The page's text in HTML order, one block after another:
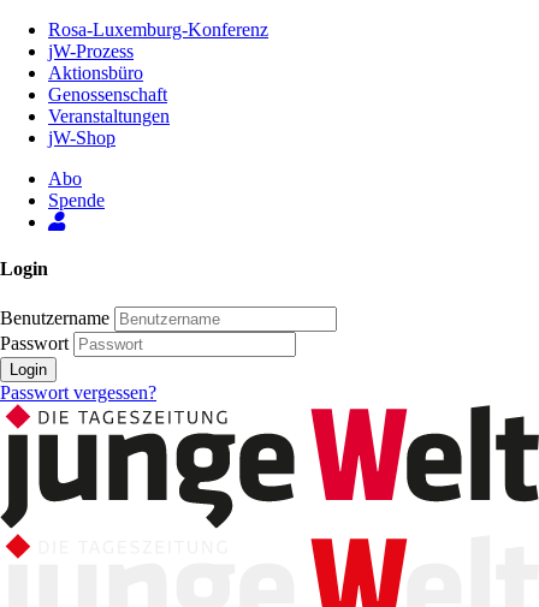
Inhalt
Seite
Rosa-Luxemburg-Konferenz
jW-Prozess
Aktionsbüro
Genossenschaft
Veranstaltungen
jW-Shop
Abo
Spende
Login
Benutzername
Passwort
Login
Passwort vergessen?